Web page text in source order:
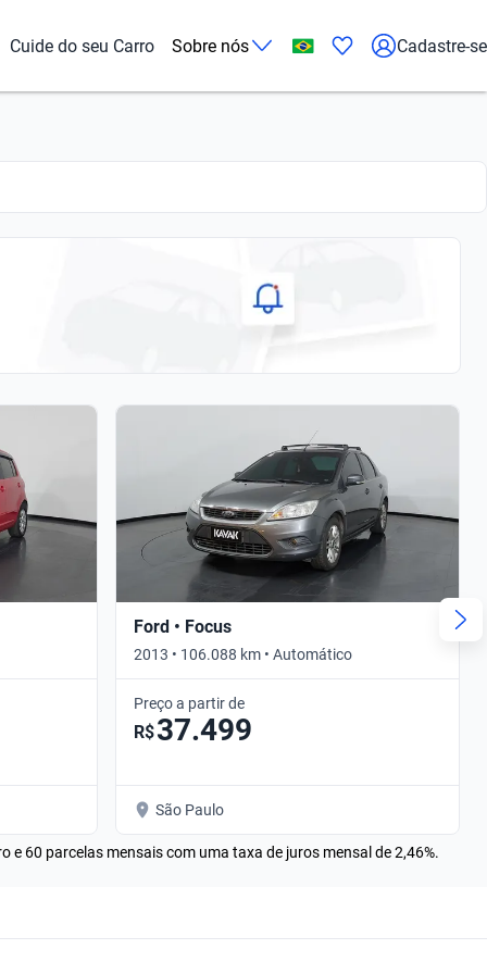
Cuide do seu Carro Sobre nós Cadastre-se
Ford • Focus
2013 • 106.088 km • Automático
Preço a partir de
R$37.499
São Paulo
60 parcelas mensais com uma taxa de juros mensal de 2,46%.